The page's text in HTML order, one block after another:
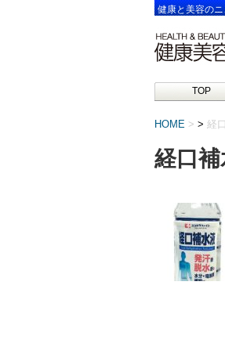
健康と美容の
TOP
HOME > 経
経口